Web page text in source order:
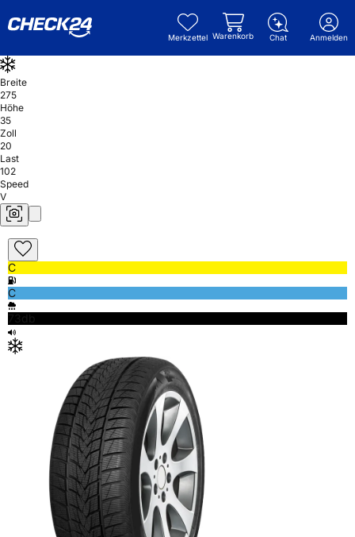
Merkzettel Warenkorb Chat Anmelden
Breite
275
Höhe
35
Zoll
20
Last
102
Speed
V
C
C
73db